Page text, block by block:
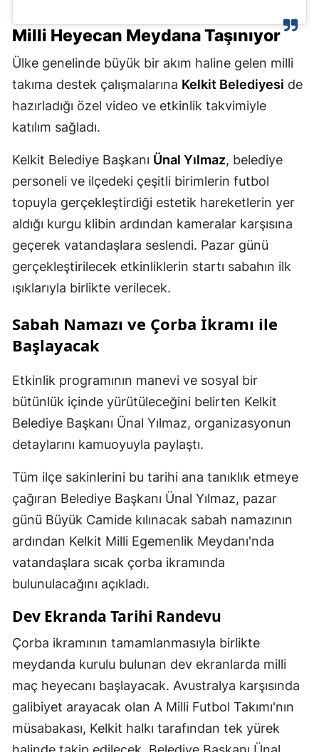
Niğde
Rize
Sakarya
Siirt
Sinop
Sivas
Tekirdağ
Trabzon
Şanlıurfa
Uşak
Van
Aksaray
Bayburt
Şırnak
Bartın
Ardahan
Milli Heyecan Meydana Taşınıyor
Ülke genelinde büyük bir akım haline gelen milli
takıma destek çalışmalarına Kelkit Belediyesi de
hazırladığı özel video ve etkinlik takvimiyle
katılım sağladı.
Kelkit Belediye Başkanı Ünal Yılmaz, belediye
personeli ve ilçedeki çeşitli birimlerin futbol
topuyla gerçekleştirdiği estetik hareketlerin yer
aldığı kurgu klibin ardından kameralar karşısına
geçerek vatandaşlara seslendi. Pazar günü
gerçekleştirilecek etkinliklerin startı sabahın ilk
ışıklarıyla birlikte verilecek.
Sabah Namazı ve Çorba İkramı ile
Başlayacak
Etkinlik programının manevi ve sosyal bir
bütünlük içinde yürütüleceğini belirten Kelkit
Belediye Başkanı Ünal Yılmaz, organizasyonun
detaylarını kamuoyuyla paylaştı.
Tüm ilçe sakinlerini bu tarihi ana tanıklık etmeye
çağıran Belediye Başkanı Ünal Yılmaz, pazar
günü Büyük Camide kılınacak sabah namazının
ardından Kelkit Milli Egemenlik Meydanı'nda
vatandaşlara sıcak çorba ikramında
bulunulacağını açıkladı.
Dev Ekranda Tarihi Randevu
Çorba ikramının tamamlanmasıyla birlikte
meydanda kurulu bulunan dev ekranlarda milli
maç heyecanı başlayacak. Avustralya karşısında
galibiyet arayacak olan A Milli Futbol Takımı'nın
müsabakası, Kelkit halkı tarafından tek yürek